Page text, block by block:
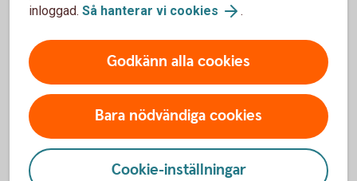
Så fungerar tjänsten
Råd och tips
Pris
inloggad. Så hanterar vi cookies .
Godkänn alla cookies
Bara nödvändiga cookies
Cookie-inställningar